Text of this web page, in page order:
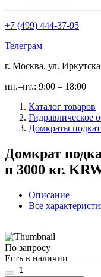
+7 (499) 444-37-95
Телеграм
г. Москва, ул.
пн.–пт.: 9:00 – 18:00
Каталог товаров
Гидравлическое
Домкраты
Домкрат
п 3000 кг.
Описание
Все
По запросу
Есть в наличии